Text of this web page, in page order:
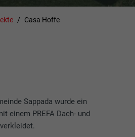
Casa Hoffe
Sappada wurde ein
einem PREFA Dach- und